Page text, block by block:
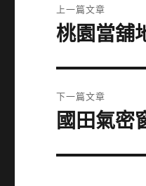
章
上一篇文章
上
篇
文
章:
桃園當舖
下一篇文章
下
篇
國田氣密